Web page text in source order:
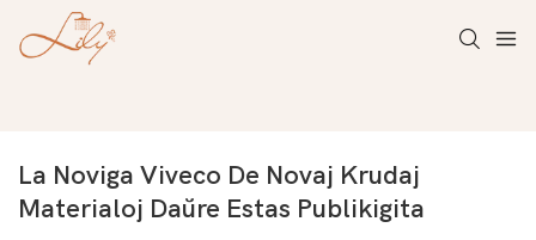
La Noviga Viveco De Novaj Krudaj
Materialoj Daŭre Estas Publikigita